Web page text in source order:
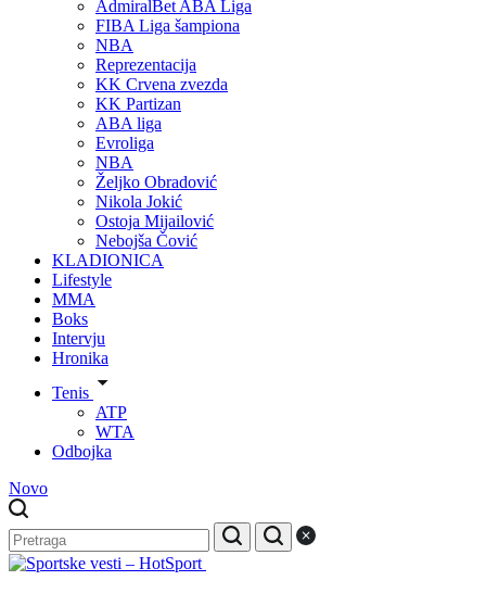
AdmiralBet ABA Liga
FIBA Liga šampiona
NBA
Reprezentacija
KK Crvena zvezda
KK Partizan
ABA liga
Evroliga
NBA
Željko Obradović
Nikola Jokić
Ostoja Mijailović
Nebojša Čović
KLADIONICA
Lifestyle
MMA
Boks
Intervju
Hronika
Tenis
ATP
WTA
Odbojka
Novo